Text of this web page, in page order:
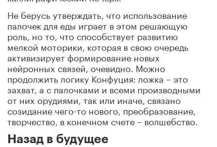
Не берусь утверждать, что использование
палочек для еды играет в этом решающую
роль, но то, что способствует развитию
мелкой моторики, которая в свою очередь
активизирует формирование новых
нейронных связей, очевидно. Можно
продолжить логику Конфуция: ложка – это
захват, а с палочками и всеми производными
от них орудиями, так или иначе, связано
созидание чего-то нового, преобразование,
творчество, в конечном счете – волшебство.
Назад в будущее